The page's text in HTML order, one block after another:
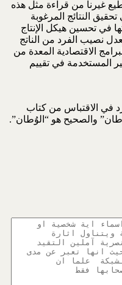
غيرنا من قراءة مثل هذه
النتائج المرغوبة
في تحسين هيكل الإنتاج
نصيب الفرد من الناتج
الاقتصادية المعدة من
المستخدمة في تقييم
الأخيرة، صفحة 5، ورد في الاقتباس من كتاب
والصحيح هو “الوُطان”.